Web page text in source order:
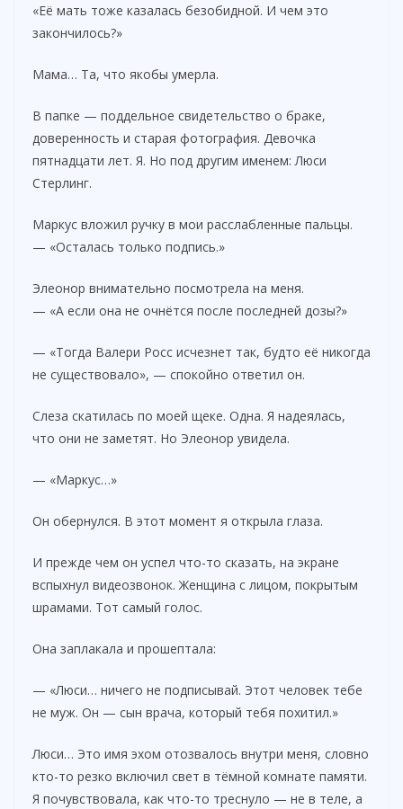
«Её мать тоже казалась безобидной. И чем это
закончилось?»
Мама… Та, что якобы умерла.
В папке — поддельное свидетельство о браке,
доверенность и старая фотография. Девочка
пятнадцати лет. Я. Но под другим именем: Люси
Стерлинг.
Маркус вложил ручку в мои расслабленные пальцы.
— «Осталась только подпись.»
Элеонор внимательно посмотрела на меня.
— «А если она не очнётся после последней дозы?»
— «Тогда Валери Росс исчезнет так, будто её никогда
не существовало», — спокойно ответил он.
Слеза скатилась по моей щеке. Одна. Я надеялась,
что они не заметят. Но Элеонор увидела.
— «Маркус…»
Он обернулся. В этот момент я открыла глаза.
И прежде чем он успел что-то сказать, на экране
вспыхнул видеозвонок. Женщина с лицом, покрытым
шрамами. Тот самый голос.
Она заплакала и прошептала:
— «Люси… ничего не подписывай. Этот человек тебе
не муж. Он — сын врача, который тебя похитил.»
Люси… Это имя эхом отозвалось внутри меня, словно
кто-то резко включил свет в тёмной комнате памяти.
Я почувствовала, как что-то треснуло — не в теле, а